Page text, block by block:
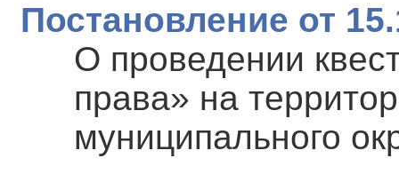
Постановление от
О проведении
права» на
муниципального